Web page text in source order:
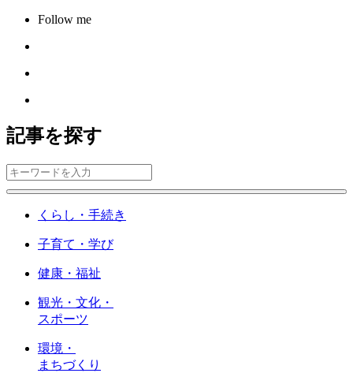
Follow me
記事を探す
くらし・手続き
子育て・学び
健康・福祉
観光・文化・
スポーツ
環境・
まちづくり